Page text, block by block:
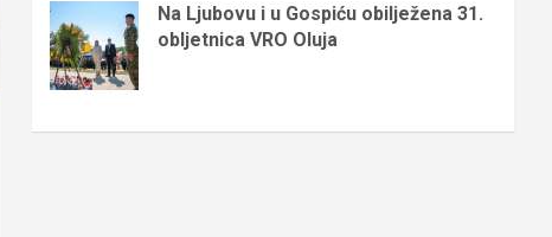
Na Ljubovu i u Gospiću obilježena 31.
obljetnica VRO Oluja